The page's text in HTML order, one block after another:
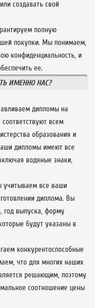
создавать свой
полную
покупки. Мы понимаем,
конфиденциальность, и
ее.
ИМЕННО НАС?
дипломы на
всем
образования и
дипломы имеют все
водяные знаки,
все ваши
диплома. Вы
год выпуска, форму
будут указаны в
конкурентоспособные
что для многих наших
решающим, поэтому
соотношение цены